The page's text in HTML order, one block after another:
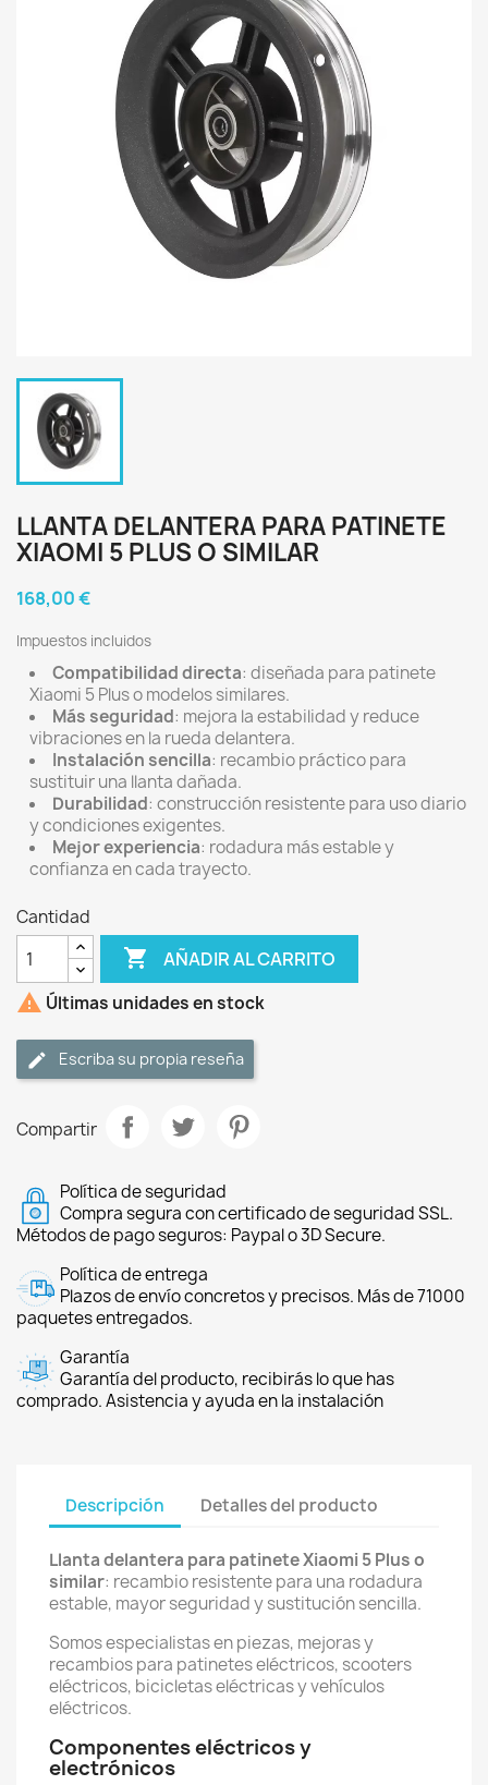
LLANTA DELANTERA PARA PATINETE
XIAOMI 5 PLUS O SIMILAR
168,00 €
Impuestos incluidos
Compatibilidad directa: diseñada para patinete
Xiaomi 5 Plus o modelos similares.
Más seguridad: mejora la estabilidad y reduce
vibraciones en la rueda delantera.
Instalación sencilla: recambio práctico para
sustituir una llanta dañada.
Durabilidad: construcción resistente para uso diario
y condiciones exigentes.
Mejor experiencia: rodadura más estable y
confianza en cada trayecto.
Cantidad
 AÑADIR AL CARRITO
 Últimas unidades en stock
Escriba su propia reseña
Compartir
Política de seguridad
Compra segura con certificado de seguridad SSL.
Métodos de pago seguros: Paypal o 3D Secure.
Política de entrega
Plazos de envío concretos y precisos. Más de 71000
paquetes entregados.
Garantía
Garantía del producto, recibirás lo que has
comprado. Asistencia y ayuda en la instalación
Descripción Detalles del producto
Llanta delantera para patinete Xiaomi 5 Plus o
similar: recambio resistente para una rodadura
estable, mayor seguridad y sustitución sencilla.
Somos especialistas en piezas, mejoras y
recambios para patinetes eléctricos, scooters
eléctricos, bicicletas eléctricas y vehículos
eléctricos.
Componentes eléctricos y
electrónicos